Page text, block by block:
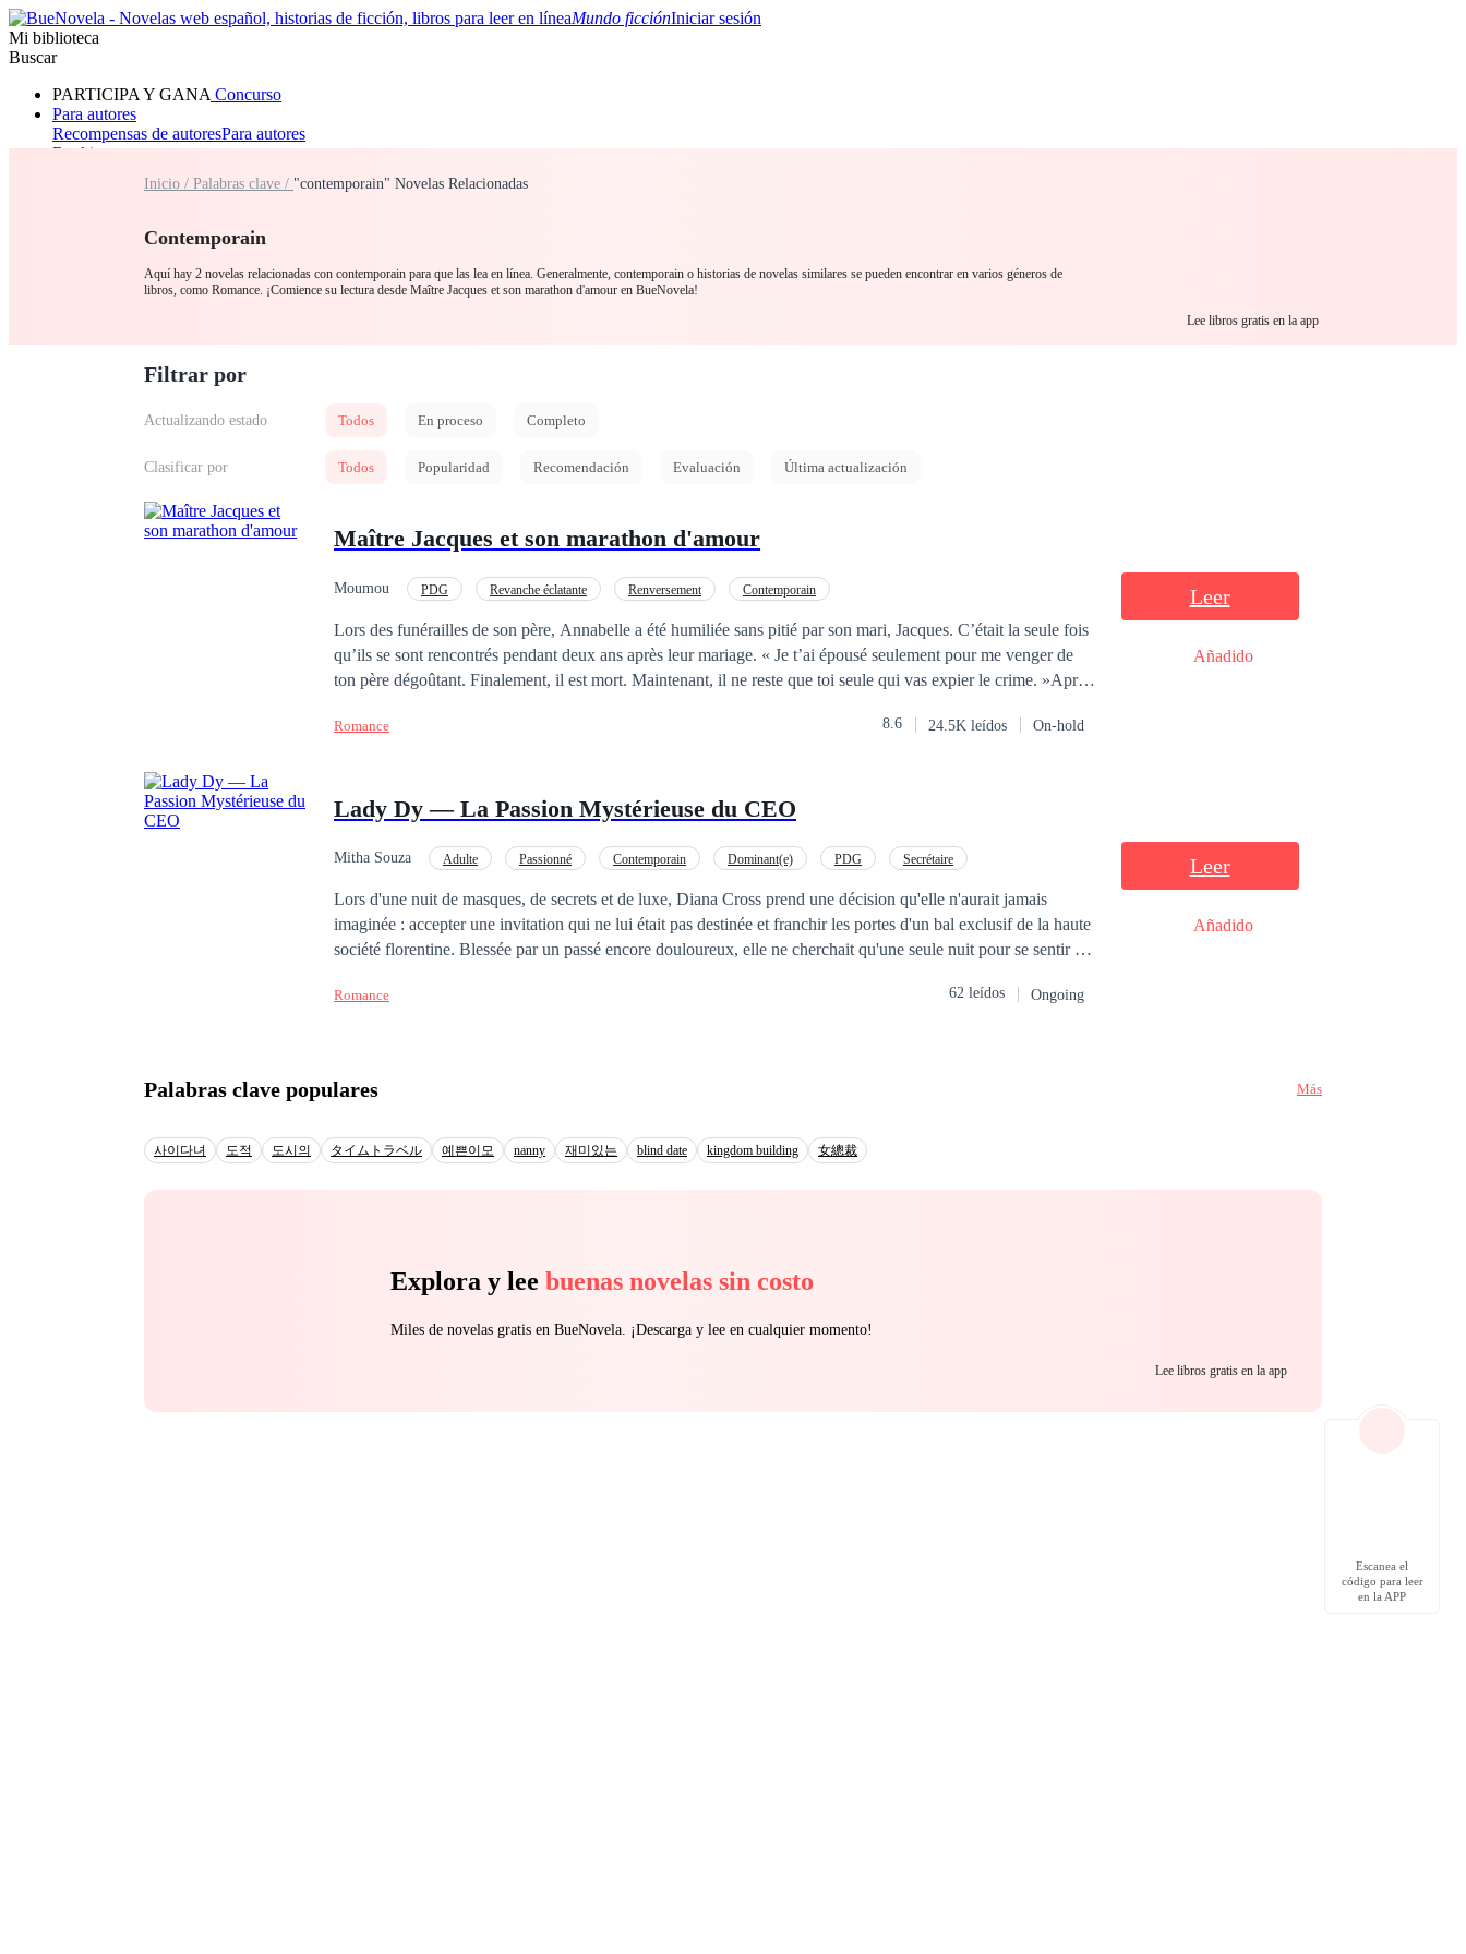
Mundo ficciónIniciar sesión
Mi biblioteca
Buscar
PARTICIPA Y GANA Concurso
Para autores
Recompensas de autoresPara autores
Ranking
RomanceHombre loboMafia
Inicio / Palabras clave / "contemporain" Novelas Relacionadas
Contemporain
Aquí hay 2 novelas relacionadas con contemporain para que las lea en línea. Generalmente, contemporain o historias de novelas similares se pueden encontrar en varios géneros de
libros, como Romance. ¡Comience su lectura desde Maître Jacques et son marathon d'amour en BueNovela!
Lee libros gratis en la app
Filtrar por
Actualizando estado Todos En proceso Completo
Clasificar por Todos Popularidad Recomendación Evaluación Última actualización
Maître Jacques et son marathon d'amour
Moumou PDG Revanche éclatante Renversement Contemporain
Lors des funérailles de son père, Annabelle a été humiliée sans pitié par son mari, Jacques. C’était la seule fois
qu’ils se sont rencontrés pendant deux ans après leur mariage. « Je t’ai épousé seulement pour me venger de
ton père dégoûtant. Finalement, il est mort. Maintenant, il ne reste que toi seule qui vas expier le crime. »Après
quant à elle, a été chassée de la maison, devenant ainsi une sans-le-sou.Ensuite, toutes sortes de malchances
jusqu'aux moelles, et la hait à mort ......
Romance 8.6 24.5K leídos On-hold
Leer
Añadido
Lady Dy — La Passion Mystérieuse du CEO
Mitha Souza Adulte Passionné Contemporain Dominant(e) PDG
Secrétaire
Lors d'une nuit de masques, de secrets et de luxe, Diana Cross prend une décision qu'elle n'aurait jamais
imaginée : accepter une invitation qui ne lui était pas destinée et franchir les portes d'un bal exclusif de la haute
société florentine. Blessée par un passé encore douloureux, elle ne cherchait qu'une seule nuit pour se sentir à
dangereux, capable d'éveiller en elle des désirs et des peurs d'une égale intensité. Lorenzo Bianchi est le
identité. Lorsque le destin place Diana et Lorenzo face à face dans le milieu corporate, l'étincelle est inévitable.
jeu dangereux, où chaque choix pourrait leur coûter bien plus que leur cœur. Lady Dy : La Dame Mystérieuse
Romance 62 leídos Ongoing
Leer
Añadido
Palabras clave populares Más
사이다녀 도적 도시의 タイムトラベル 예쁜이모 nanny 재미있는 blind date kingdom building 女總裁
Explora y lee buenas novelas sin costo
Miles de novelas gratis en BueNovela. ¡Descarga y lee en cualquier momento!
Lee libros gratis en la app
Escanea el
código para leer
en la APP